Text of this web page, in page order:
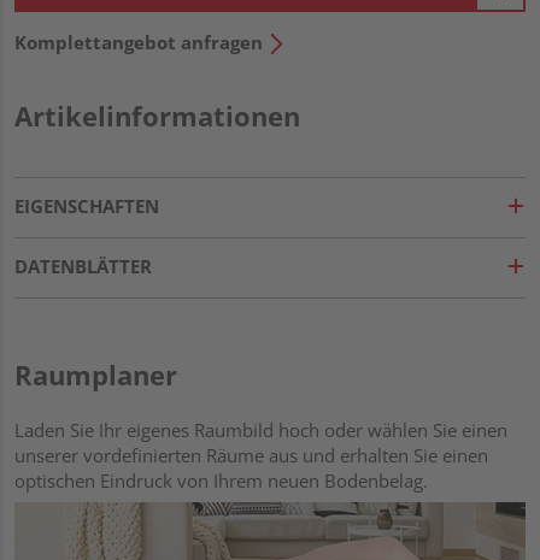
Komplettangebot anfragen
Artikelinformationen
EIGENSCHAFTEN
DATENBLÄTTER
Raumplaner
Laden Sie Ihr eigenes Raumbild hoch oder wählen Sie einen
unserer vordefinierten Räume aus und erhalten Sie einen
optischen Eindruck von Ihrem neuen Bodenbelag.